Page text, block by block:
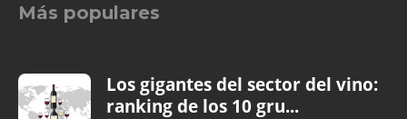
Más populares
Los gigantes del sector del vino:
ranking de los 10 gru...